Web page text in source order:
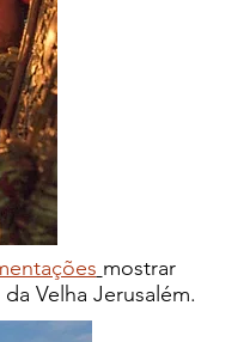
mostrar
Velha Jerusalém.